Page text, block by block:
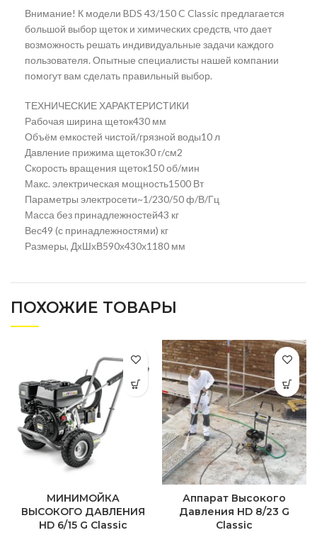
Внимание! К модели BDS 43/150 C Classic предлагается
большой выбор щеток и химических средств, что дает
возможность решать индивидуальные задачи каждого
пользователя. Опытные специалисты нашей компании
помогут вам сделать правильный выбор.
ТЕХНИЧЕСКИЕ ХАРАКТЕРИСТИКИ
Рабочая ширина щеток430 мм
Объём емкостей чистой/грязной воды10 л
Давление прижима щеток30 г/см2
Скорость вращения щеток150 об/мин
Макс. электрическая мощность1500 Вт
Параметры электросети~1/230/50 ф/В/Гц
Масса без принадлежностей43 кг
Вес49 (с принадлежностями) кг
Размеры, ДхШхВ590х430х1180 мм
ПОХОЖИЕ ТОВАРЫ
МИНИМОЙКА
ВЫСОКОГО ДАВЛЕНИЯ
HD 6/15 G Classic
Аппарат Высокого
Давления HD 8/23 G
Classic